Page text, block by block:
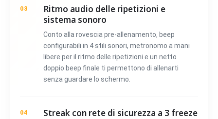
03
Ritmo audio delle ripetizioni e
sistema sonoro
Conto alla rovescia pre-allenamento, beep
configurabili in 4 stili sonori, metronomo a mani
libere per il ritmo delle ripetizioni e un netto
doppio beep finale ti permettono di allenarti
senza guardare lo schermo.
04 Streak con rete di sicurezza a 3 freeze